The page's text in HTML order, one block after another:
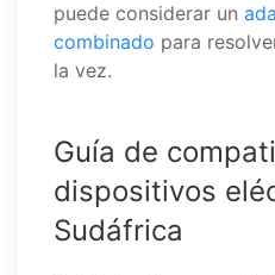
puede considerar un
combinado para
la vez.
Guía de
dispositivos
Sudáfrica